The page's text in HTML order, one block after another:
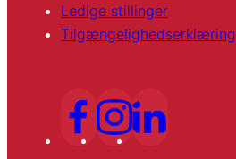
Ledige stillinger
Tilgængelighedserklæring